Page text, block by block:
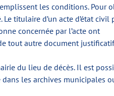
les conditions. Pour
titulaire d’un acte d’état civil
concernée par l’acte ont
tout autre document
du lieu de décès. Il est
les archives municipales